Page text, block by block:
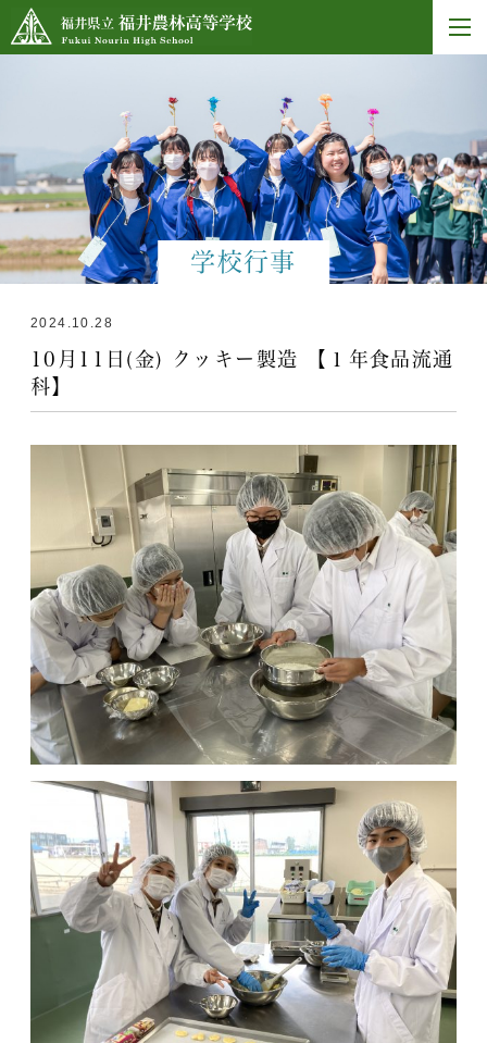
学校行事
2024.10.28
10月11日(金) クッキー製造 【１年食品流通
科】